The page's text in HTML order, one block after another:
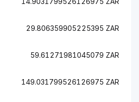
29.806359905225395 ZAR
59.61271981045079 ZAR
149.031799526126975 ZAR